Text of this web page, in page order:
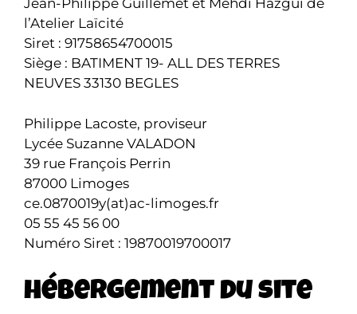
Jean-Philippe Guillemet et Mehdi Hazgui de
l’Atelier Laïcité
Siret : 91758654700015
Siège : BATIMENT 19- ALL DES TERRES
NEUVES 33130 BEGLES
Philippe Lacoste, proviseur
Lycée Suzanne VALADON
39 rue François Perrin
87000 Limoges
ce.0870019y(at)ac-limoges.fr
05 55 45 56 00
Numéro Siret : 19870019700017
Hébergement du site